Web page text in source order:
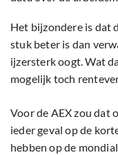
Het bijzondere is dat
stuk beter is dan
ijzersterk oogt. Wat
mogelijk toch
Voor de AEX zou dat
ieder geval op de
hebben op de